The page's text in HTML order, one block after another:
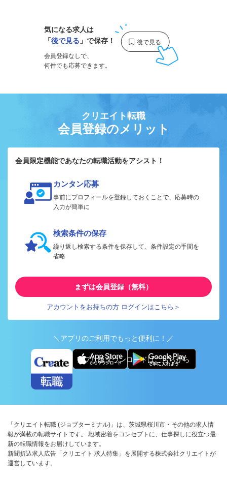
気になる求人は
「後で見る 」で保存！
会員登録なしで、
何件でも応募できます。
クリエイト転職
会員登録のメリット
会員限定機能であなたの転職活動をアシスト！
カンタン応募
事前にプロフィールを登録しておくことで、応募時の
入力が簡単に
検索条件の保存
繰り返し検索する条件を保存して、条件設定の手間を
省略
まずは会員登録（無料）
アカウントをお持ちの方 ログインはこちら＞
＼アプリのご利用でもっと便利に！／
アプリ版ダウンロードはこちらから
「クリエイト転職 (ジョブターミナル)」は、茨城県桜川市・その他の求人情
報が満載の転職サイトです。 地域密着をコンセプトに、仕事探しに役立つ最
新の転職情報をお届けしています。
新聞折込求人広告「クリエイト 求人特集」を展開する株式会社クリエイトが
運営しています。